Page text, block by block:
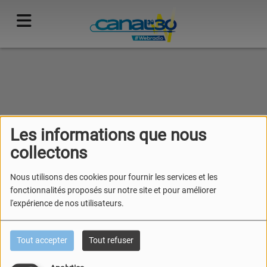
Les informations que nous
collectons
Nous utilisons des cookies pour fournir les services et les
fonctionnalités proposés sur notre site et pour améliorer
l'expérience de nos utilisateurs.
Tout accepter Tout refuser